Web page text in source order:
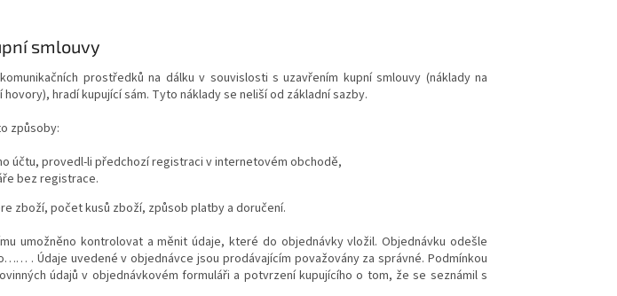
smlouvy
prostředků na dálku v souvislosti s uzavřením kupní smlouvy (náklady na
hradí kupující sám. Tyto náklady se neliší od základní sazby.
způsoby:
účtu, provedl-li předchozí registraci v internetovém obchodě,
bez registrace.
zboží, počet kusů zboží, způsob platby a doručení.
umožněno kontrolovat a měnit údaje, které do objednávky vložil. Objednávku odešle
. Údaje uvedené v objednávce jsou prodávajícím považovány za správné. Podmínkou
údajů v objednávkovém formuláři a potvrzení kupujícího o tom, že se seznámil s